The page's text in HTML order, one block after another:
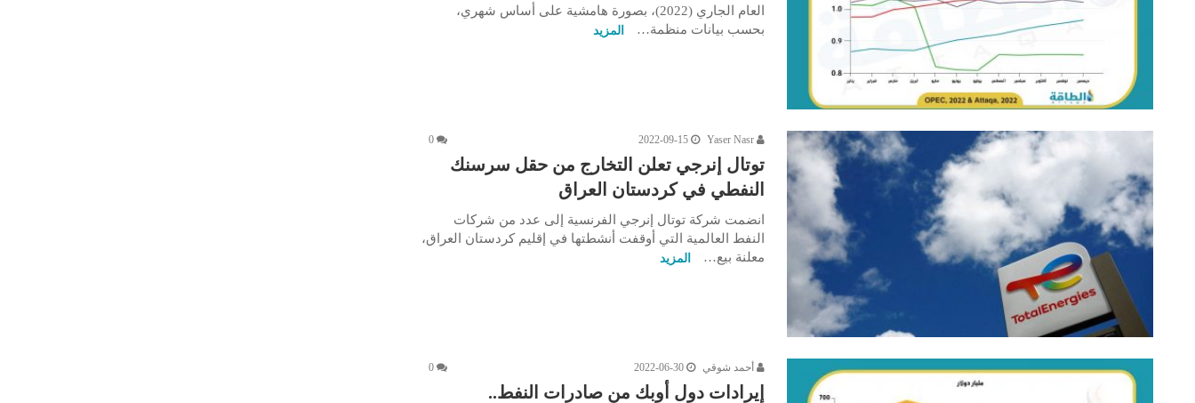
العام الجاري (2022)، بصورة هامشية على أساس شهري،
بحسب بيانات منظمة…
المزيد
Yaser Nasr
2022-09-15
0
توتال إنرجي تعلن التخارج من حقل سرسنك
النفطي في كردستان العراق
انضمت شركة توتال إنرجي الفرنسية إلى عدد من شركات
النفط العالمية التي أوقفت أنشطتها في إقليم كردستان العراق،
معلنة بيع…
المزيد
أحمد شوقي 2022-06-30
0
إيرادات دول أوبك من صادرات النفط..